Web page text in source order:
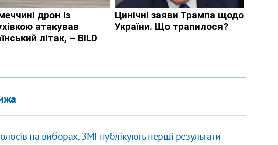
на виборах, ЗМІ публікують перші результати